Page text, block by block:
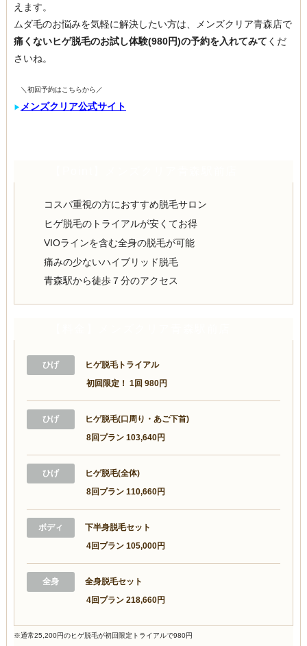
えます。
ムダ毛のお悩みを気軽に解決したい方は、メンズクリア青森店で
痛くないヒゲ脱毛のお試し体験(980円)の予約を入れてみて くだ
さいね。
＼初回予約はこちらから／
▶︎ メンズクリア公式サイト
コスパ重視の方におすすめ脱毛サロン
ヒゲ脱毛のトライアルが安くてお得
VIOラインを含む全身の脱毛が可能
痛みの少ないハイブリッド脱毛
青森駅から徒歩７分のアクセス
ひげ
ヒゲ脱毛トライアル
初回限定！ 1回 980円
ひげ
ヒゲ脱毛(口周り・あご下首)
8回プラン 103,640円
ひげ
ヒゲ脱毛(全体)
8回プラン 110,660円
ボディ
下半身脱毛セット
4回プラン 105,000円
全身
全身脱毛セット
4回プラン 218,660円
※通常25,200円のヒゲ脱毛が初回限定トライアルで980円